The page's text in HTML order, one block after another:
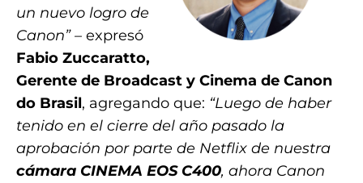
un nuevo logro de
Canon” – expresó
Fabio Zuccaratto,
Gerente de Broadcast y Cinema de Canon
do Brasil, agregando que: “Luego de haber
tenido en el cierre del año pasado la
aprobación por parte de Netflix de nuestra
cámara CINEMA EOS C400, ahora Canon